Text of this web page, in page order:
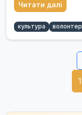
Читати далі
культура волонтер
1